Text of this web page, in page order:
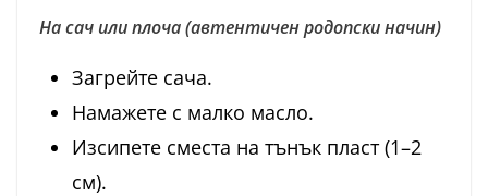
На сач или плоча (автентичен родопски начин)
Загрейте сача.
Намажете с малко масло.
Изсипете сместа на тънък пласт (1–2
см).